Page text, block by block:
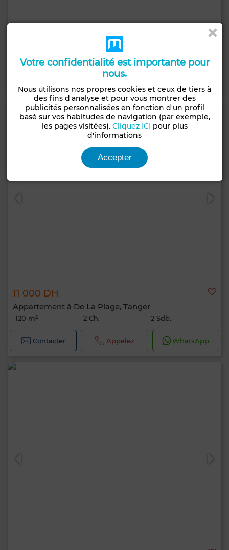
Appartement à Ziaten, Tanger
80 m² 2 Ch. 1 Sdb.
11 000 DH
Appartement à De La Plage, Tanger
120 m² 2 Ch. 2 Sdb.
Contacter Appelez WhatsApp
Votre confidentialité est importante pour
nous.
Nous utilisons nos propres cookies et ceux de tiers à
des fins d'analyse et pour vous montrer des
publicités personnalisées en fonction d'un profil
basé sur vos habitudes de navigation (par exemple,
les pages visitées). Cliquez ICI pour plus
d'informations
Accepter